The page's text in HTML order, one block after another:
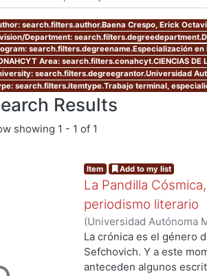
search.filters.author.Baena Crespo, Erick
Department:
search.filters.degreename.Especialización
Area: search.filters.conahcyt.CIENCIAS DE
search.filters.degreegrantor.Universidad
search.filters.itemtype.Trabajo terminal,
Results
showing 1 - 1 of 1
Item Add to my list
La Pandilla
periodismo literario
(Universidad Autónoma
de Servicios de
La crónica es el género
Sefchovich. Y a este
anteceden algunos